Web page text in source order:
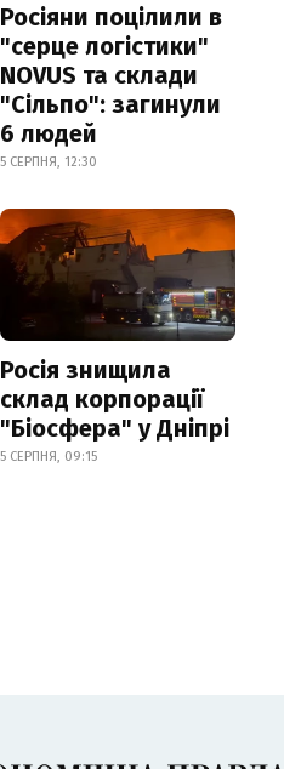
Росіяни поцілили в
"серце логістики"
NOVUS та склади
"Сільпо": загинули
6 людей
5 СЕРПНЯ, 12:30
Росія знищила
склад корпорації
"Біосфера" у Дніпрі
5 СЕРПНЯ, 09:15